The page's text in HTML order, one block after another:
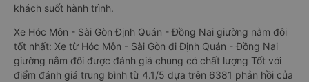
khách suốt hành trình.
Xe Hóc Môn - Sài Gòn Định Quán - Đồng Nai giường nằm đôi
tốt nhất: Xe từ Hóc Môn - Sài Gòn đi Định Quán - Đồng Nai
giường nằm đôi được đánh giá chung có chất lượng Tốt với
điểm đánh giá trung bình từ 4.1/5 dựa trên 6381 phản hồi của